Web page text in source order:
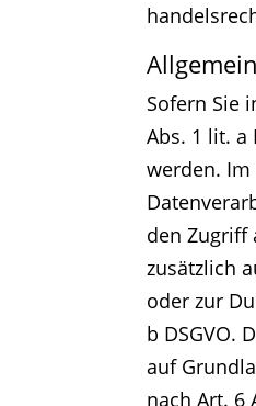
Sofern Sie
Abs. 1 lit. a
werden.
den Zugriff
zusätzlich
oder zur
b DSGVO.
auf
nach Art. 6